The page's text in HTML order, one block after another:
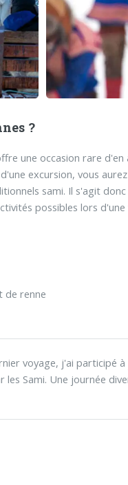
?
une occasion rare
excursion, vous
sami. Il s'agit
possibles lors d'une
de renne
voyage, j'ai participé à
Sami. Une journée